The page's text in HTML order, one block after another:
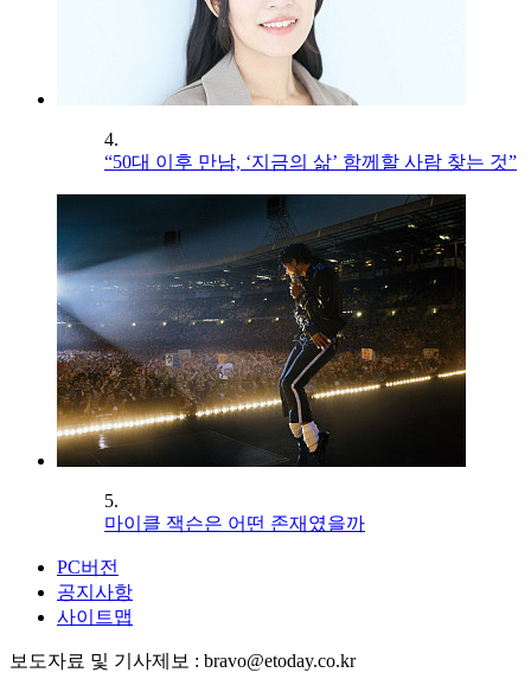
4.
“50대 이후 만남, ‘지금의 삶’ 함께할 사람 찾는 것”
5.
마이클 잭슨은 어떤 존재였을까
PC버전
공지사항
사이트맵
보도자료 및 기사제보 : bravo@etoday.co.kr